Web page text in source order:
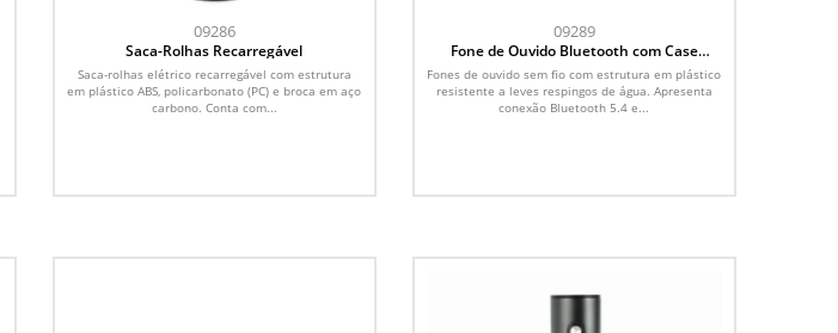
09286
Saca-Rolhas Recarregável
Saca-rolhas elétrico recarregável com estrutura
em plástico ABS, policarbonato (PC) e broca em aço
carbono. Conta com...
09289
Fone de Ouvido Bluetooth com Case
Carregador
Fones de ouvido sem fio com estrutura em plástico
resistente a leves respingos de água. Apresenta
conexão Bluetooth 5.4 e...